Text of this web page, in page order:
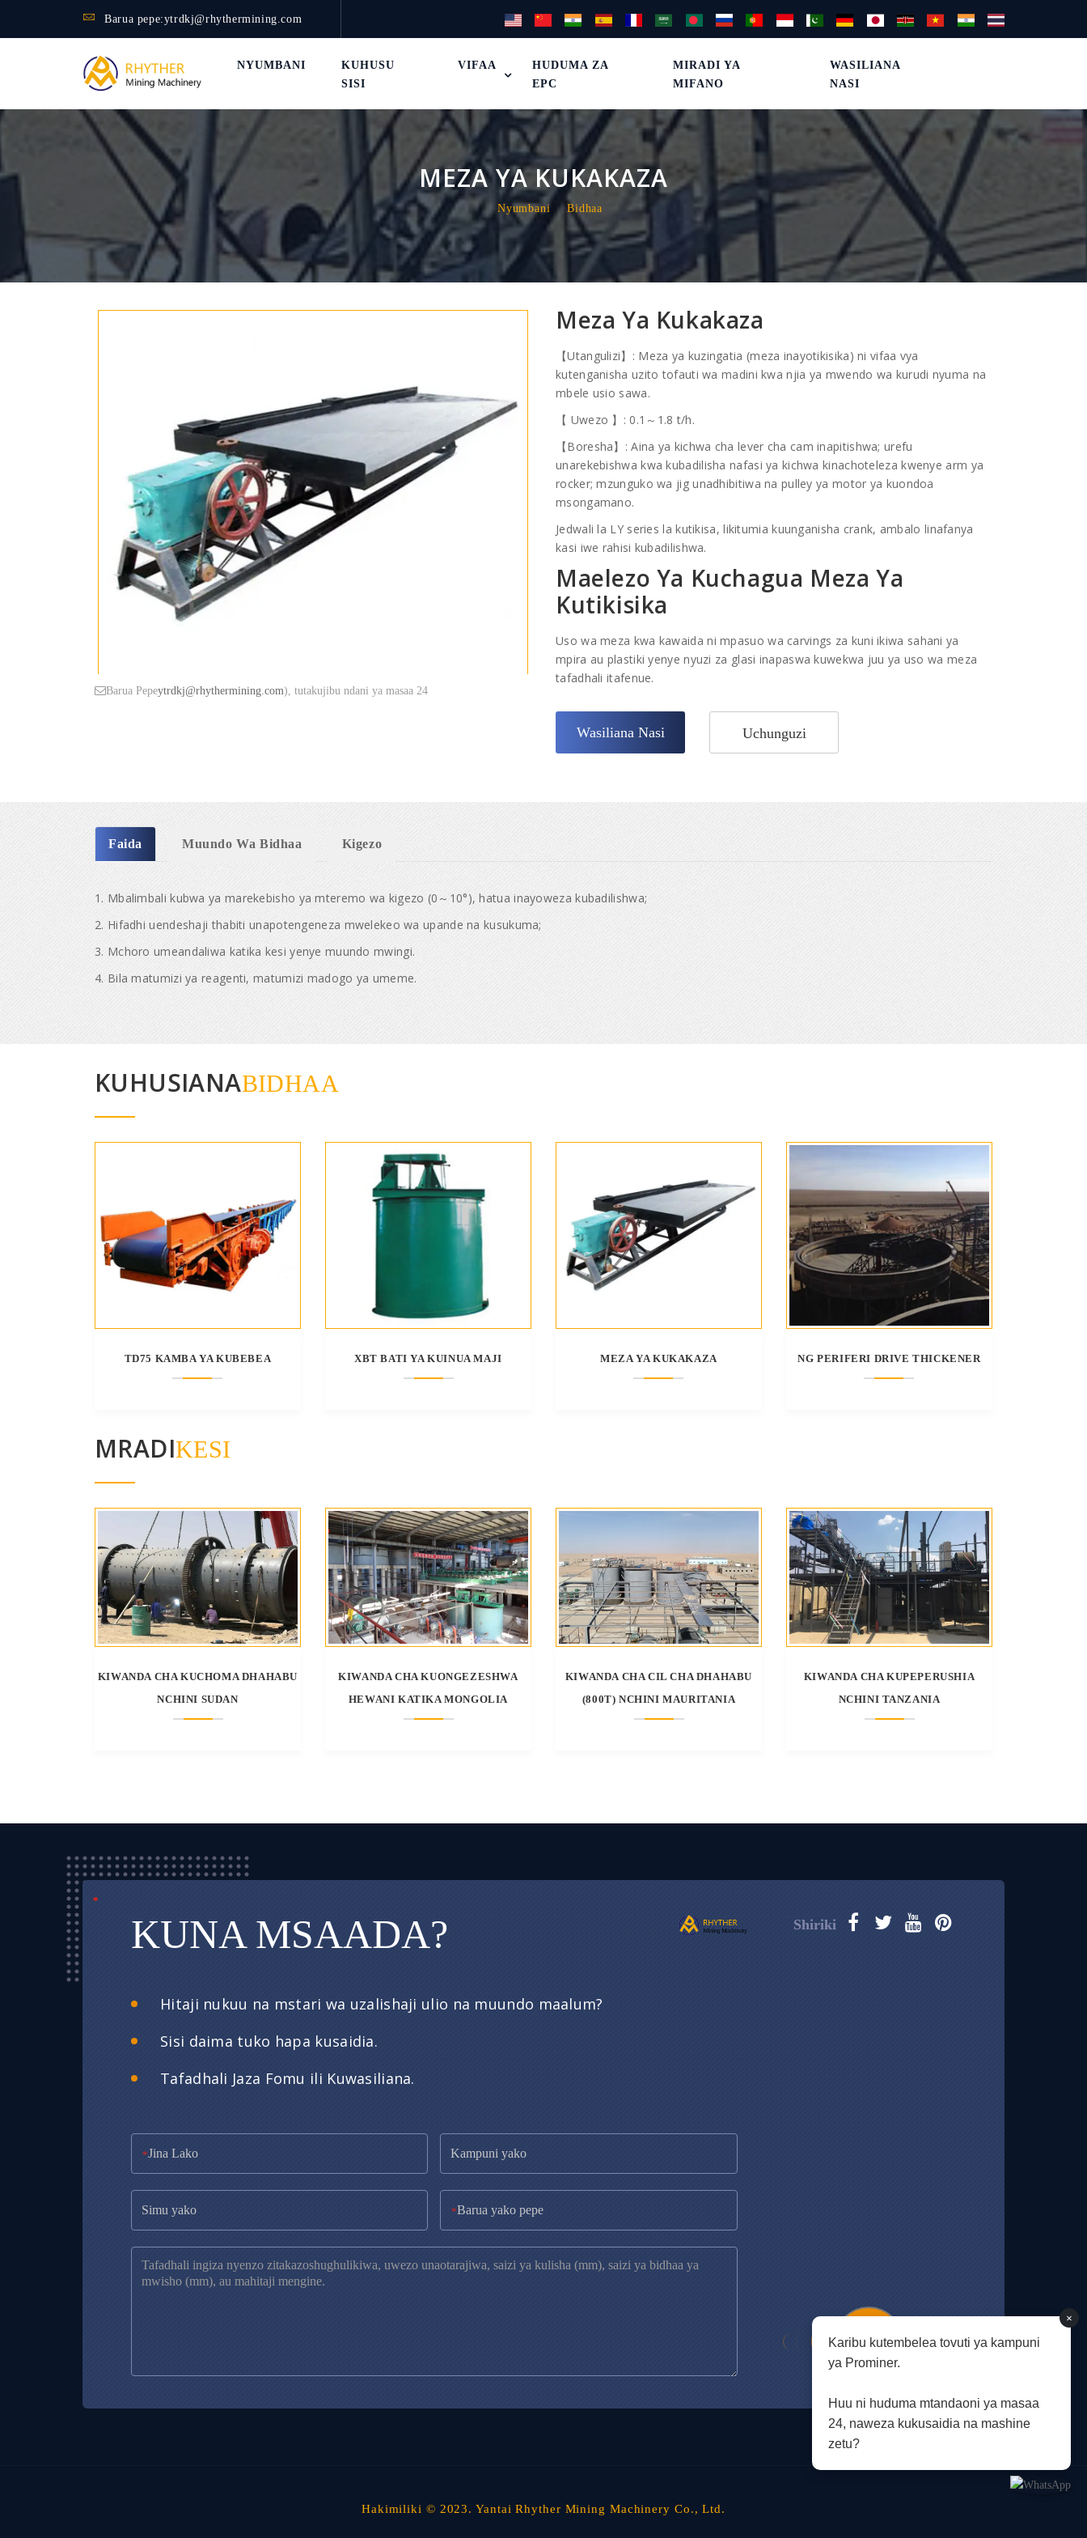
Barua pepe:ytrdkj@rhythermining.com
NYUMBANI
KUHUSU
SISI
VIFAA
HUDUMA ZA
EPC
MIRADI YA
MIFANO
WASILIANA
NASI
MEZA YA KUKAKAZA
Nyumbani Bidhaa
Barua Pepeytrdkj@rhythermining.com), tutakujibu ndani ya masaa 24
Meza Ya Kukakaza
【Utangulizi】: Meza ya kuzingatia (meza inayotikisika) ni vifaa vya
kutenganisha uzito tofauti wa madini kwa njia ya mwendo wa kurudi nyuma na
mbele usio sawa.
【 Uwezo 】: 0.1～1.8 t/h.
【Boresha】: Aina ya kichwa cha lever cha cam inapitishwa; urefu
unarekebishwa kwa kubadilisha nafasi ya kichwa kinachoteleza kwenye arm ya
rocker; mzunguko wa jig unadhibitiwa na pulley ya motor ya kuondoa
msongamano.
Jedwali la LY series la kutikisa, likitumia kuunganisha crank, ambalo linafanya
kasi iwe rahisi kubadilishwa.
Maelezo Ya Kuchagua Meza Ya
Kutikisika
Uso wa meza kwa kawaida ni mpasuo wa carvings za kuni ikiwa sahani ya
mpira au plastiki yenye nyuzi za glasi inapaswa kuwekwa juu ya uso wa meza
tafadhali itafenue.
Wasiliana Nasi Uchunguzi
Faida Muundo Wa Bidhaa Kigezo
1. Mbalimbali kubwa ya marekebisho ya mteremo wa kigezo (0～10°), hatua inayoweza kubadilishwa;
2. Hifadhi uendeshaji thabiti unapotengeneza mwelekeo wa upande na kusukuma;
3. Mchoro umeandaliwa katika kesi yenye muundo mwingi.
4. Bila matumizi ya reagenti, matumizi madogo ya umeme.
KUHUSIANABIDHAA
TD75 KAMBA YA KUBEBEA XBT BATI YA KUINUA MAJI MEZA YA KUKAKAZA NG PERIFERI DRIVE THICKENER
MRADIKESI
KIWANDA CHA KUCHOMA DHAHABU
NCHINI SUDAN
KIWANDA CHA KUONGEZESHWA
HEWANI KATIKA MONGOLIA
KIWANDA CHA CIL CHA DHAHABU
(800T) NCHINI MAURITANIA
KIWANDA CHA KUPEPERUSHIA
NCHINI TANZANIA
KUNA MSAADA?
Hitaji nukuu na mstari wa uzalishaji ulio na muundo maalum?
Sisi daima tuko hapa kusaidia.
Tafadhali Jaza Fomu ili Kuwasiliana.
*
*
*
*
*
Shiriki
Hakimiliki © 2023. Yantai Rhyther Mining Machinery Co., Ltd.
×
Karibu kutembelea tovuti ya kampuni
ya Prominer.
Huu ni huduma mtandaoni ya masaa
24, naweza kukusaidia na mashine
zetu?